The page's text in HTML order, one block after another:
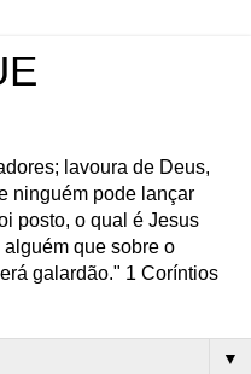
lavoura de Deus,
ninguém pode lançar
posto, o qual é Jesus
que sobre o
galardão." 1 Coríntios
▼